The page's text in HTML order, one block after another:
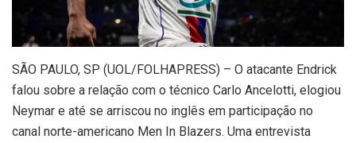
SÃO PAULO, SP (UOL/FOLHAPRESS) – O atacante Endrick
falou sobre a relação com o técnico Carlo Ancelotti, elogiou
Neymar e até se arriscou no inglês em participação no
canal norte-americano Men In Blazers. Uma entrevista